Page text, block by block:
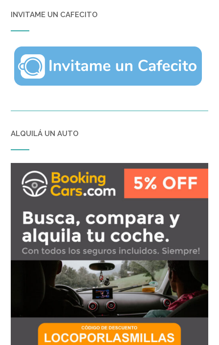
INVITAME UN CAFECITO
ALQUILÁ UN AUTO